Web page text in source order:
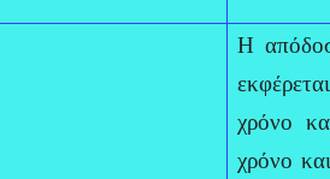
Η
χρόνο
χρόνο